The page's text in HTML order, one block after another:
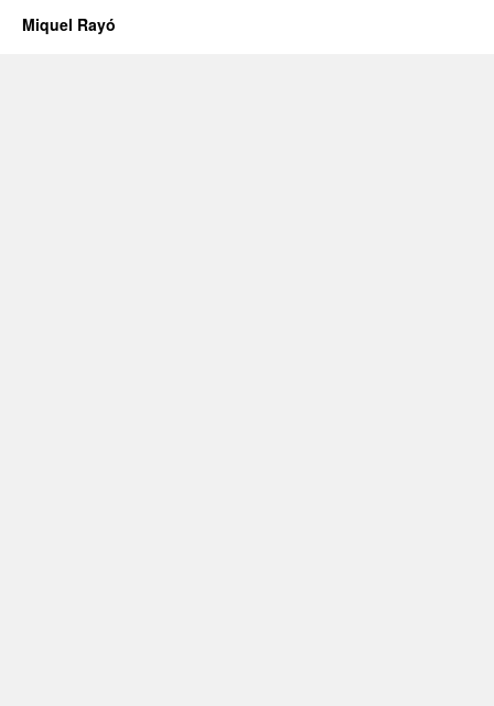
Miquel Rayó